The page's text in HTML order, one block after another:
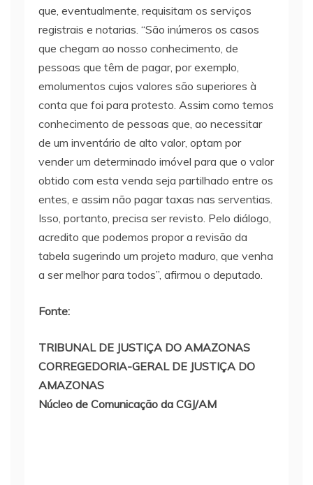
que, eventualmente, requisitam os serviços
registrais e notarias. “São inúmeros os casos
que chegam ao nosso conhecimento, de
pessoas que têm de pagar, por exemplo,
emolumentos cujos valores são superiores à
conta que foi para protesto. Assim como temos
conhecimento de pessoas que, ao necessitar
de um inventário de alto valor, optam por
vender um determinado imóvel para que o valor
obtido com esta venda seja partilhado entre os
entes, e assim não pagar taxas nas serventias.
Isso, portanto, precisa ser revisto. Pelo diálogo,
acredito que podemos propor a revisão da
tabela sugerindo um projeto maduro, que venha
a ser melhor para todos”, afirmou o deputado.
Fonte:
TRIBUNAL DE JUSTIÇA DO AMAZONAS
CORREGEDORIA-GERAL DE JUSTIÇA DO
AMAZONAS
Núcleo de Comunicação da CGJ/AM